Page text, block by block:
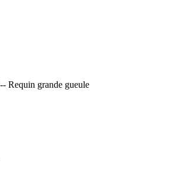
Requin grande gueule